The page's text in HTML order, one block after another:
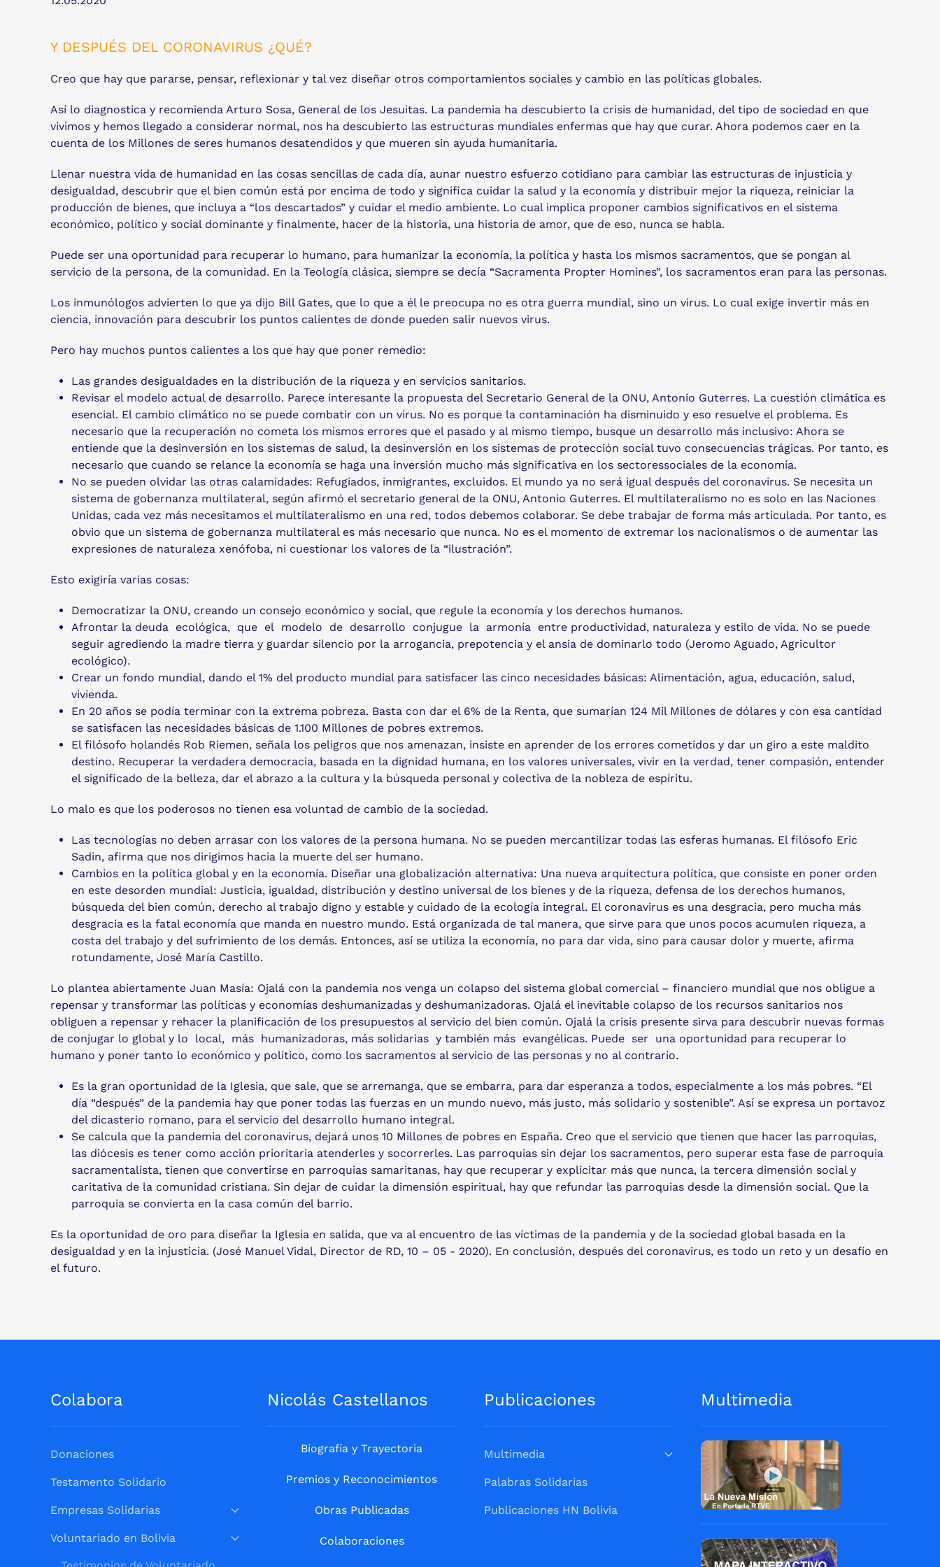
Y DESPUÉS DEL CORONAVIRUS ¿QUÉ?
Creo que hay que pararse, pensar, reflexionar y tal vez diseñar otros comportamientos sociales y cambio en las políticas globales.
Así lo diagnostica y recomienda Arturo Sosa, General de los Jesuitas. La pandemia ha descubierto la crisis de humanidad, del tipo de sociedad en que
vivimos y hemos llegado a considerar normal, nos ha descubierto las estructuras mundiales enfermas que hay que curar. Ahora podemos caer en la
cuenta de los Millones de seres humanos desatendidos y que mueren sin ayuda humanitaria.
Llenar nuestra vida de humanidad en las cosas sencillas de cada día, aunar nuestro esfuerzo cotidiano para cambiar las estructuras de injusticia y
desigualdad, descubrir que el bien común está por encima de todo y significa cuidar la salud y la economía y distribuir mejor la riqueza, reiniciar la
producción de bienes, que incluya a “los descartados” y cuidar el medio ambiente. Lo cual implica proponer cambios significativos en el sistema
económico, político y social dominante y finalmente, hacer de la historia, una historia de amor, que de eso, nunca se habla.
Puede ser una oportunidad para recuperar lo humano, para humanizar la economía, la política y hasta los mismos sacramentos, que se pongan al
servicio de la persona, de la comunidad. En la Teología clásica, siempre se decía “Sacramenta Propter Homines”, los sacramentos eran para las personas.
Los inmunólogos advierten lo que ya dijo Bill Gates, que lo que a él le preocupa no es otra guerra mundial, sino un virus. Lo cual exige invertir más en
ciencia, innovación para descubrir los puntos calientes de donde pueden salir nuevos virus.
Pero hay muchos puntos calientes a los que hay que poner remedio:
Las grandes desigualdades en la distribución de la riqueza y en servicios sanitarios.
Revisar el modelo actual de desarrollo. Parece interesante la propuesta del Secretario General de la ONU, Antonio Guterres. La cuestión climática es
esencial. El cambio climático no se puede combatir con un virus. No es porque la contaminación ha disminuido y eso resuelve el problema. Es
necesario que la recuperación no cometa los mismos errores que el pasado y al mismo tiempo, busque un desarrollo más inclusivo: Ahora se
entiende que la desinversión en los sistemas de salud, la desinversión en los sistemas de protección social tuvo consecuencias trágicas. Por tanto, es
necesario que cuando se relance la economía se haga una inversión mucho más significativa en los sectoressociales de la economía.
No se pueden olvidar las otras calamidades: Refugiados, inmigrantes, excluidos. El mundo ya no será igual después del coronavirus. Se necesita un
sistema de gobernanza multilateral, según afirmó el secretario general de la ONU, Antonio Guterres. El multilateralismo no es solo en las Naciones
Unidas, cada vez más necesitamos el multilateralismo en una red, todos debemos colaborar. Se debe trabajar de forma más articulada. Por tanto, es
obvio que un sistema de gobernanza multilateral es más necesario que nunca. No es el momento de extremar los nacionalismos o de aumentar las
expresiones de naturaleza xenófoba, ni cuestionar los valores de la “ilustración”.
Esto exigiría varias cosas:
Democratizar la ONU, creando un consejo económico y social, que regule la economía y los derechos humanos.
Afrontar la deuda ecológica, que el modelo de desarrollo conjugue la armonía entre productividad, naturaleza y estilo de vida. No se puede
seguir agrediendo la madre tierra y guardar silencio por la arrogancia, prepotencia y el ansia de dominarlo todo (Jeromo Aguado, Agricultor
ecológico).
Crear un fondo mundial, dando el 1% del producto mundial para satisfacer las cinco necesidades básicas: Alimentación, agua, educación, salud,
vivienda.
En 20 años se podía terminar con la extrema pobreza. Basta con dar el 6% de la Renta, que sumarían 124 Mil Millones de dólares y con esa cantidad
se satisfacen las necesidades básicas de 1.100 Millones de pobres extremos.
El filósofo holandés Rob Riemen, señala los peligros que nos amenazan, insiste en aprender de los errores cometidos y dar un giro a este maldito
destino. Recuperar la verdadera democracia, basada en la dignidad humana, en los valores universales, vivir en la verdad, tener compasión, entender
el significado de la belleza, dar el abrazo a la cultura y la búsqueda personal y colectiva de la nobleza de espíritu.
Lo malo es que los poderosos no tienen esa voluntad de cambio de la sociedad.
Las tecnologías no deben arrasar con los valores de la persona humana. No se pueden mercantilizar todas las esferas humanas. El filósofo Eric
Sadin, afirma que nos dirigimos hacia la muerte del ser humano.
Cambios en la política global y en la economía. Diseñar una globalización alternativa: Una nueva arquitectura política, que consiste en poner orden
en este desorden mundial: Justicia, igualdad, distribución y destino universal de los bienes y de la riqueza, defensa de los derechos humanos,
búsqueda del bien común, derecho al trabajo digno y estable y cuidado de la ecología integral. El coronavirus es una desgracia, pero mucha más
desgracia es la fatal economía que manda en nuestro mundo. Está organizada de tal manera, que sirve para que unos pocos acumulen riqueza, a
costa del trabajo y del sufrimiento de los demás. Entonces, así se utiliza la economía, no para dar vida, sino para causar dolor y muerte, afirma
rotundamente, José María Castillo.
Lo plantea abiertamente Juan Masía: Ojalá con la pandemia nos venga un colapso del sistema global comercial – financiero mundial que nos obligue a
repensar y transformar las políticas y economías deshumanizadas y deshumanizadoras. Ojalá el inevitable colapso de los recursos sanitarios nos
obliguen a repensar y rehacer la planificación de los presupuestos al servicio del bien común. Ojalá la crisis presente sirva para descubrir nuevas formas
de conjugar lo global y lo local, más humanizadoras, más solidarias y también más evangélicas. Puede ser una oportunidad para recuperar lo
humano y poner tanto lo económico y político, como los sacramentos al servicio de las personas y no al contrario.
Es la gran oportunidad de la Iglesia, que sale, que se arremanga, que se embarra, para dar esperanza a todos, especialmente a los más pobres. “El
día “después” de la pandemia hay que poner todas las fuerzas en un mundo nuevo, más justo, más solidario y sostenible”. Así se expresa un portavoz
del dicasterio romano, para el servicio del desarrollo humano integral.
Se calcula que la pandemia del coronavirus, dejará unos 10 Millones de pobres en España. Creo que el servicio que tienen que hacer las parroquias,
las diócesis es tener como acción prioritaria atenderles y socorrerles. Las parroquias sin dejar los sacramentos, pero superar esta fase de parroquia
sacramentalista, tienen que convertirse en parroquias samaritanas, hay que recuperar y explicitar más que nunca, la tercera dimensión social y
caritativa de la comunidad cristiana. Sin dejar de cuidar la dimensión espiritual, hay que refundar las parroquias desde la dimensión social. Que la
parroquia se convierta en la casa común del barrio.
Es la oportunidad de oro para diseñar la Iglesia en salida, que va al encuentro de las víctimas de la pandemia y de la sociedad global basada en la
desigualdad y en la injusticia. (José Manuel Vidal, Director de RD, 10 – 05 - 2020). En conclusión, después del coronavirus, es todo un reto y un desafío en
el futuro.
Colabora
Donaciones
Testamento Solidario
Empresas Solidarias
Voluntariado en Bolivia
Nicolás Castellanos
Biografía y Trayectoria
Premios y Reconocimientos
Obras Publicadas
Colaboraciones
Publicaciones
Multimedia
Palabras Solidarias
Publicaciones HN Bolivia
Multimedia